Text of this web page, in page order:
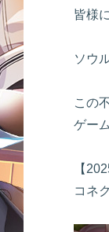
皆様
ソウ
この
ゲー
【
コネ